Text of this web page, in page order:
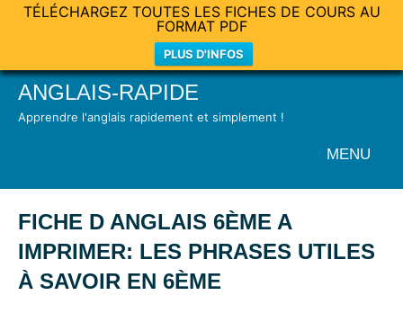
TÉLÉCHARGEZ TOUTES LES FICHES DE COURS AU
FORMAT PDF
PLUS D'INFOS
SkipANGLAIS-RAPIDE
Apprendre l'anglais rapidement et simplement !
MENU
FICHE D ANGLAIS 6ÈME A
IMPRIMER: LES PHRASES UTILES
À SAVOIR EN 6ÈME